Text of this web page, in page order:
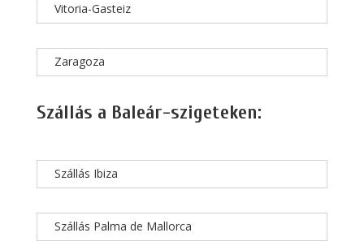
Vitoria-Gasteiz
Zaragoza
Szállás a Baleár-szigeteken:
Szállás Ibiza
Szállás Palma de Mallorca